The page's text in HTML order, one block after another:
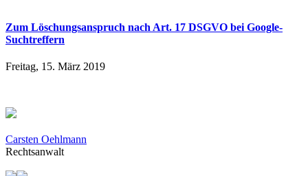
Zum Löschungsanspruch nach Art. 17 DSGVO bei Google-
Suchtreffern
Freitag, 15. März 2019
Carsten Oehlmann
Rechtsanwalt